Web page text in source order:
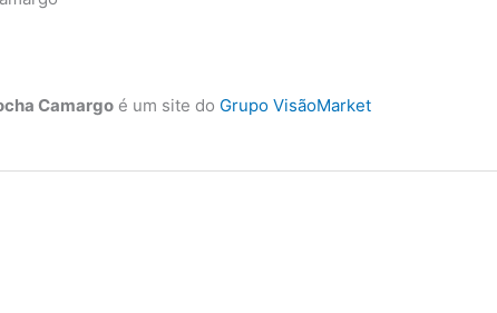
Camargo é um site do Grupo VisãoMarket